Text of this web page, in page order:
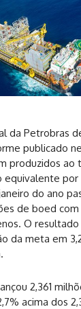
da Petrobras
publicado
produzidos ao
equivalente por
do ano
de boed
O
da meta em
2,361
acima dos